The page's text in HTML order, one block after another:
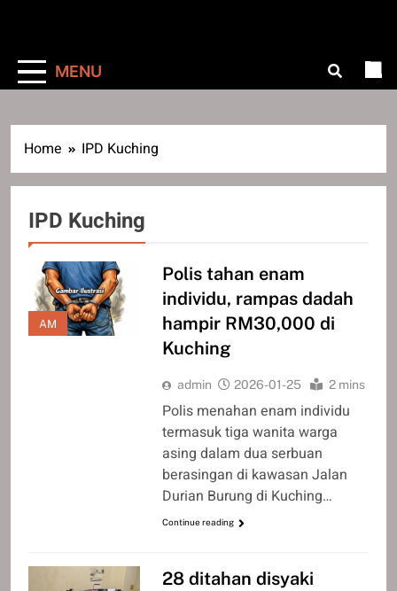
MENU
Home IPD Kuching
IPD Kuching
AM
Polis tahan enam
individu, rampas dadah
hampir RM30,000 di
Kuching
admin 2026-01-25 2 mins
Polis menahan enam individu
termasuk tiga wanita warga
asing dalam dua serbuan
berasingan di kawasan Jalan
Durian Burung di Kuching…
Continue reading
28 ditahan disyaki